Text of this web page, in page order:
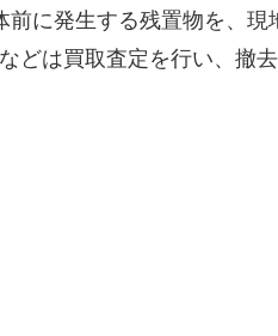
前に発生する残置物を、
どは買取査定を行い、撤